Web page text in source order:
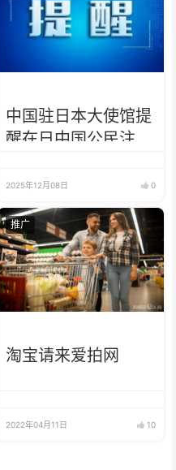
中国驻日本大使馆提
醒在日中国公民注意
2025年12月08日 0
推广
淘宝请来爱拍网
2022年04月11日 10